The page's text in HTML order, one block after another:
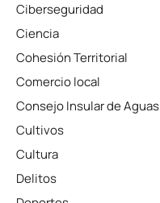
Ciberseguridad
Ciencia
Cohesión Territorial
Comercio local
Consejo Insular de Aguas
Cultivos
Cultura
Delitos